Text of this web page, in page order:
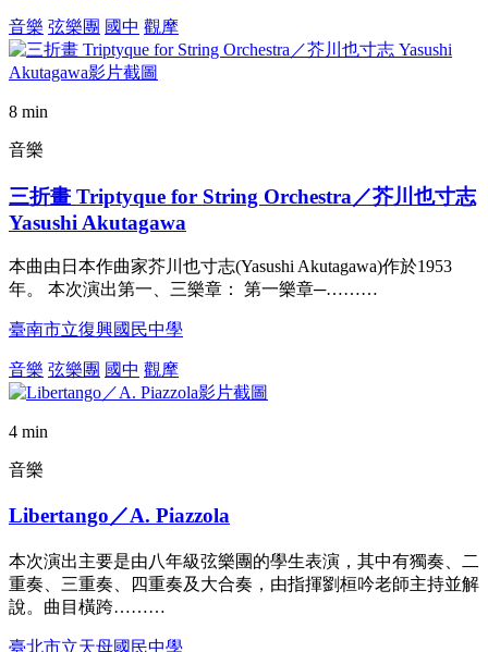
音樂 弦樂團 國中 觀摩
8 min
音樂
三折畫 Triptyque for String Orchestra／芥川也寸志
Yasushi Akutagawa
本曲由日本作曲家芥川也寸志(Yasushi Akutagawa)作於1953
年。 本次演出第一、三樂章： 第一樂章─………
臺南市立復興國民中學
音樂 弦樂團 國中 觀摩
4 min
音樂
Libertango／A. Piazzola
本次演出主要是由八年級弦樂團的學生表演，其中有獨奏、二
重奏、三重奏、四重奏及大合奏，由指揮劉桓吟老師主持並解
說。曲目橫跨………
臺北市立天母國民中學